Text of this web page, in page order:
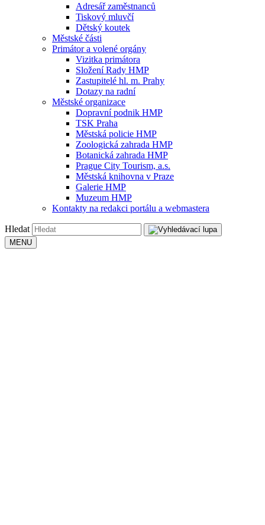
Adresář zaměstnanců
Tiskový mluvčí
Dětský koutek
Městské části
Primátor a volené orgány
Vizitka primátora
Složení Rady HMP
Zastupitelé hl. m. Prahy
Dotazy na radní
Městské organizace
Dopravní podnik HMP
TSK Praha
Městská policie HMP
Zoologická zahrada HMP
Botanická zahrada HMP
Prague City Tourism, a.s.
Městská knihovna v Praze
Galerie HMP
Muzeum HMP
Kontakty na redakci portálu a webmastera
Hledat
MENU